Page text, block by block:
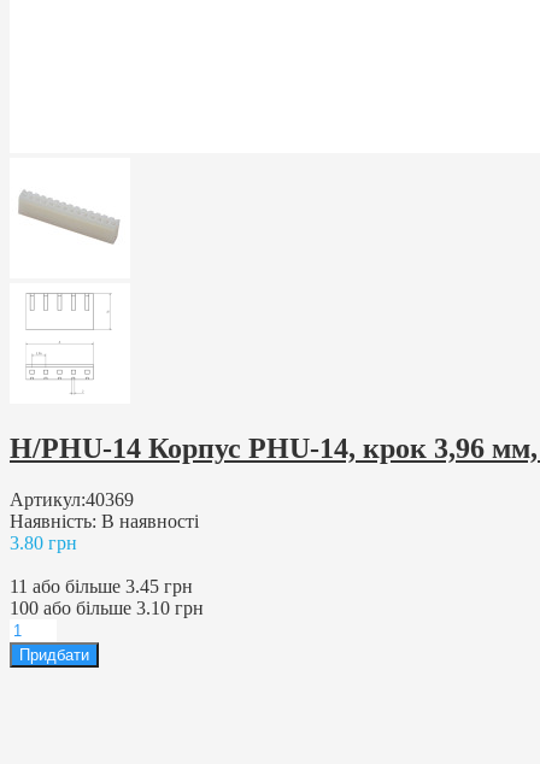
H/PHU-14 Корпус PHU-14, крок 3,96 мм,
Артикул:40369
Наявність: В наявності
3.80 грн
11 або більше 3.45 грн
100 або більше 3.10 грн